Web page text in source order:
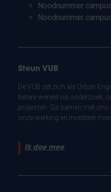
Noodnummer
Noodnummer
Steun VUB
De VUB zet zich als Urban
betere wereld via onderzoek,
projecten. Ga samen met ons
onze werking en investeer
Ik doe mee